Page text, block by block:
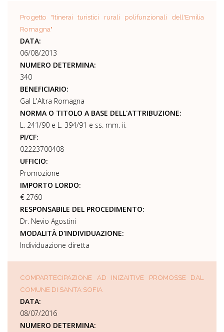
Progetto "Itinerai turistici rurali polifunzionali dell'Emilia
Romagna"
DATA:
06/08/2013
NUMERO DETERMINA:
340
BENEFICIARIO:
Gal L'Altra Romagna
NORMA O TITOLO A BASE DELL'ATTRIBUZIONE:
L. 241/90 e L. 394/91 e ss. mm. ii.
PI/CF:
02223700408
UFFICIO:
Promozione
IMPORTO LORDO:
€ 2760
RESPONSABILE DEL PROCEDIMENTO:
Dr. Nevio Agostini
MODALITÀ D'INDIVIDUAZIONE:
Individuazione diretta
COMPARTECIPAZIONE AD INIZAITIVE PROMOSSE DAL
COMUNE DI SANTA SOFIA
DATA:
08/07/2016
NUMERO DETERMINA: